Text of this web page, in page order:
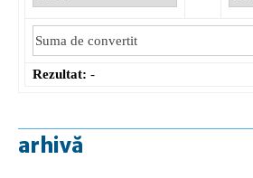
Rezultat: -
arhivă